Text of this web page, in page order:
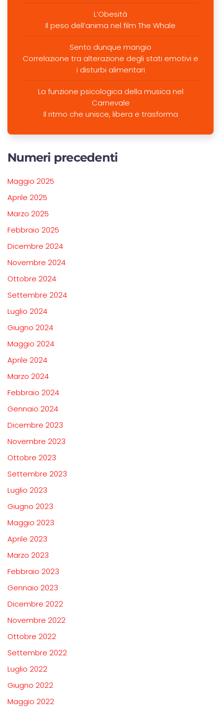
L’Obesità
Il peso dell’anima nel film The Whale
Sento dunque mangio
Correlazione tra alterazione degli stati emotivi e
i disturbi alimentari
La funzione psicologica della musica nel
Carnevale
Il ritmo che unisce, libera e trasforma
Numeri precedenti
Maggio 2025
Aprile 2025
Marzo 2025
Febbraio 2025
Dicembre 2024
Novembre 2024
Ottobre 2024
Settembre 2024
Luglio 2024
Giugno 2024
Maggio 2024
Aprile 2024
Marzo 2024
Febbraio 2024
Gennaio 2024
Dicembre 2023
Novembre 2023
Ottobre 2023
Settembre 2023
Luglio 2023
Giugno 2023
Maggio 2023
Aprile 2023
Marzo 2023
Febbraio 2023
Gennaio 2023
Dicembre 2022
Novembre 2022
Ottobre 2022
Settembre 2022
Luglio 2022
Giugno 2022
Maggio 2022